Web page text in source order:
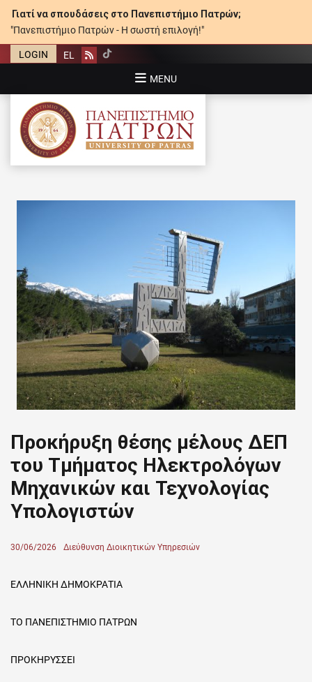
Γιατί να σπουδάσεις στο Πανεπιστήμιο Πατρών;
"Πανεπιστήμιο Πατρών - Η σωστή επιλογή!"
LOGIN EL Rss
MENU
ΠΑΝΕΠΙΣΤΉΜΙΟ ΠΑΤΡΏΝ
Προκήρυξη θέσης μέλους ΔΕΠ
του Τμήματος Ηλεκτρολόγων
Μηχανικών και Τεχνολογίας
Υπολογιστών
Posted
30/06/2026 Author
Διεύθυνση Διοικητικών Υπηρεσιών
ΕΛΛΗΝΙΚΗ ΔΗΜΟΚΡΑΤΙΑ
ΤΟ ΠΑΝΕΠΙΣΤΗΜΙΟ ΠΑΤΡΩΝ
ΠΡΟΚΗΡΥΣΣΕΙ